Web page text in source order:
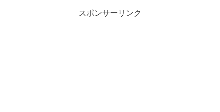
スポンサーリンク